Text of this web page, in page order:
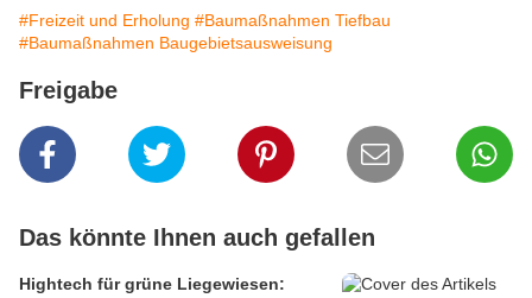
#Freizeit und Erholung #Baumaßnahmen Tiefbau
#Baumaßnahmen Baugebietsausweisung
Freigabe
Das könnte Ihnen auch gefallen
Hightech für grüne Liegewiesen: